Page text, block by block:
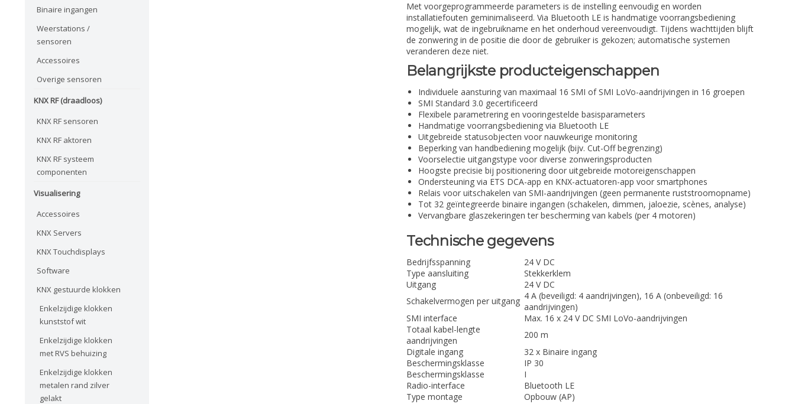
Binaire ingangen
Weerstations /
sensoren
Accessoires
Overige sensoren
KNX RF (draadloos)
KNX RF sensoren
KNX RF aktoren
KNX RF systeem
componenten
Visualisering
Accessoires
KNX Servers
KNX Touchdisplays
Software
KNX gestuurde klokken
Enkelzijdige klokken
kunststof wit
Enkelzijdige klokken
met RVS behuizing
Enkelzijdige klokken
metalen rand zilver
gelakt
Met voorgeprogrammeerde parameters is de instelling eenvoudig en worden
installatiefouten geminimaliseerd. Via Bluetooth LE is handmatige voorrangsbediening
mogelijk, wat de ingebruikname en het onderhoud vereenvoudigt. Tijdens wachttijden blijft
de zonwering in de positie die door de gebruiker is gekozen; automatische systemen
veranderen deze niet.
Belangrijkste producteigenschappen
Individuele aansturing van maximaal 16 SMI of SMI LoVo-aandrijvingen in 16 groepen
SMI Standard 3.0 gecertificeerd
Flexibele parametrering en vooringestelde basisparameters
Handmatige voorrangsbediening via Bluetooth LE
Uitgebreide statusobjecten voor nauwkeurige monitoring
Beperking van handbediening mogelijk (bijv. Cut-Off begrenzing)
Voorselectie uitgangstype voor diverse zonweringsproducten
Hoogste precisie bij positionering door uitgebreide motoreigenschappen
Ondersteuning via ETS DCA-app en KNX-actuatoren-app voor smartphones
Relais voor uitschakelen van SMI-aandrijvingen (geen permanente ruststroomopname)
Tot 32 geïntegreerde binaire ingangen (schakelen, dimmen, jaloezie, scènes, analyse)
Vervangbare glaszekeringen ter bescherming van kabels (per 4 motoren)
Technische gegevens
Bedrijfsspanning
24 V DC
Type aansluiting
Stekkerklem
Uitgang
24 V DC
Schakelvermogen per uitgang 4 A (beveiligd: 4 aandrijvingen), 16 A (onbeveiligd: 16
aandrijvingen)
SMI interface
Max. 16 x 24 V DC SMI LoVo-aandrijvingen
Totaal kabel-lengte
aandrijvingen
200 m
Digitale ingang
32 x Binaire ingang
Beschermingsklasse
IP 30
Beschermingsklasse
I
Radio-interface
Bluetooth LE
Type montage
Opbouw (AP)